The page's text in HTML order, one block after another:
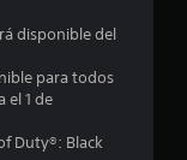
disponible del
para todos
el 1 de
Duty®: Black